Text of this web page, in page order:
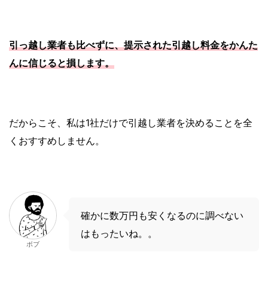
引っ越し業者も比べずに、提示された引越し料金をかんた
んに信じると損します。
だからこそ、私は1社だけで引越し業者を決めることを全
くおすすめしません。
ボブ
確かに数万円も安くなるのに調べない
はもったいね。。